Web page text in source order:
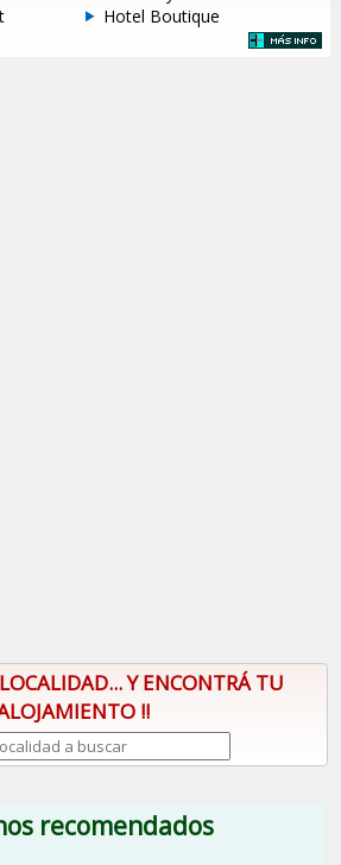
Hotel Boutique
Y ENCONTRÁ TU
!!
recomendados